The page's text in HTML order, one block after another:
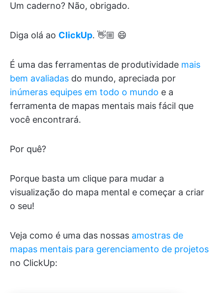
Um caderno? Não, obrigado.
Diga olá ao ClickUp. 👋🏼 😄
É uma das ferramentas de produtividade mais
bem avaliadas do mundo, apreciada por
inúmeras equipes em todo o mundo e a
ferramenta de mapas mentais mais fácil que
você encontrará.
Por quê?
Porque basta um clique para mudar a
visualização do mapa mental e começar a criar
o seu!
Veja como é uma das nossas amostras de
mapas mentais para gerenciamento de projetos
no ClickUp: